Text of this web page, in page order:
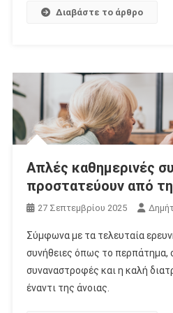
Διαβάστε το άρθρο
Απλές καθημερινές
προστατεύουν από
27 Σεπτεμβρίου 2025
Σύμφωνα με τα τελευταία
συνήθειες όπως το περπάτημα,
συναναστροφές και η καλή
έναντι της άνοιας.